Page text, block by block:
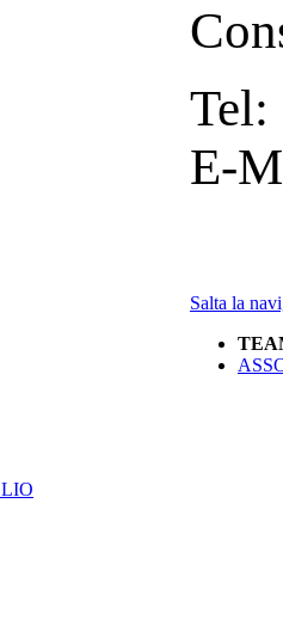
Tel:
E-
Salta la